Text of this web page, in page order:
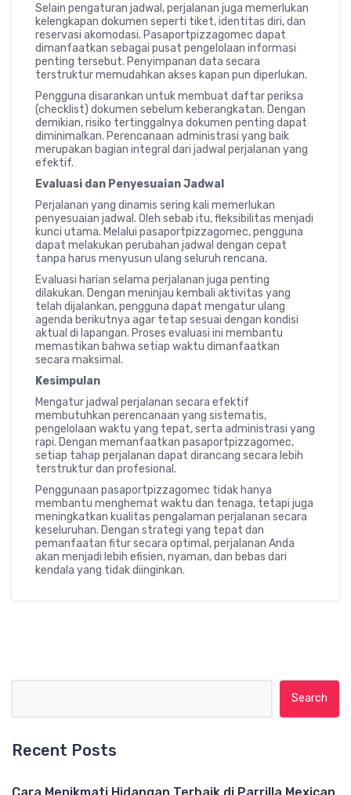
Selain pengaturan jadwal, perjalanan juga memerlukan
kelengkapan dokumen seperti tiket, identitas diri, dan
reservasi akomodasi. Pasaportpizzagomec dapat
dimanfaatkan sebagai pusat pengelolaan informasi
penting tersebut. Penyimpanan data secara
terstruktur memudahkan akses kapan pun diperlukan.
Pengguna disarankan untuk membuat daftar periksa
(checklist) dokumen sebelum keberangkatan. Dengan
demikian, risiko tertinggalnya dokumen penting dapat
diminimalkan. Perencanaan administrasi yang baik
merupakan bagian integral dari jadwal perjalanan yang
efektif.
Evaluasi dan Penyesuaian Jadwal
Perjalanan yang dinamis sering kali memerlukan
penyesuaian jadwal. Oleh sebab itu, fleksibilitas menjadi
kunci utama. Melalui pasaportpizzagomec, pengguna
dapat melakukan perubahan jadwal dengan cepat
tanpa harus menyusun ulang seluruh rencana.
Evaluasi harian selama perjalanan juga penting
dilakukan. Dengan meninjau kembali aktivitas yang
telah dijalankan, pengguna dapat mengatur ulang
agenda berikutnya agar tetap sesuai dengan kondisi
aktual di lapangan. Proses evaluasi ini membantu
memastikan bahwa setiap waktu dimanfaatkan
secara maksimal.
Kesimpulan
Mengatur jadwal perjalanan secara efektif
membutuhkan perencanaan yang sistematis,
pengelolaan waktu yang tepat, serta administrasi yang
rapi. Dengan memanfaatkan pasaportpizzagomec,
setiap tahap perjalanan dapat dirancang secara lebih
terstruktur dan profesional.
Penggunaan pasaportpizzagomec tidak hanya
membantu menghemat waktu dan tenaga, tetapi juga
meningkatkan kualitas pengalaman perjalanan secara
keseluruhan. Dengan strategi yang tepat dan
pemanfaatan fitur secara optimal, perjalanan Anda
akan menjadi lebih efisien, nyaman, dan bebas dari
kendala yang tidak diinginkan.
Recent Posts
Cara Menikmati Hidangan Terbaik di Parrilla Mexican